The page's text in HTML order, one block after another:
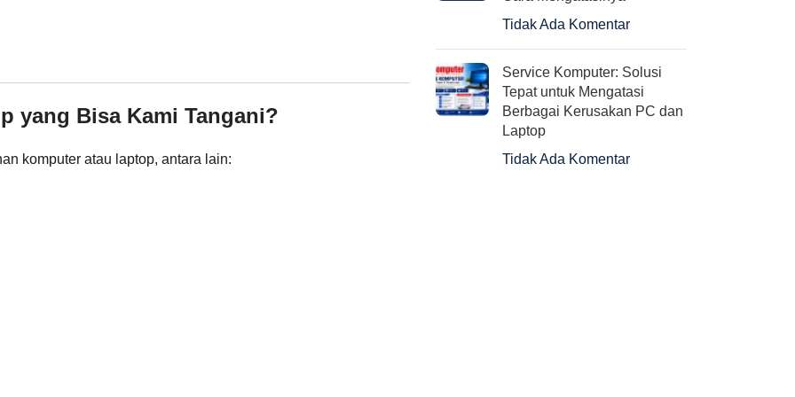
yang Bisa Kami Tangani?
komputer atau laptop, antara lain:
Tidak Ada Komentar
Service Komputer: Solusi
Tepat untuk Mengatasi
Berbagai Kerusakan PC dan
Laptop
Tidak Ada Komentar